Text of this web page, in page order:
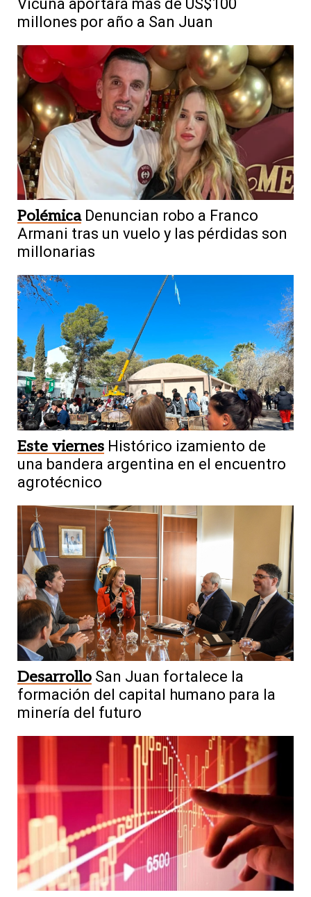
Vicuña aportará más de US$100
millones por año a San Juan
Polémica Denuncian robo a Franco
Armani tras un vuelo y las pérdidas son
millonarias
Este viernes Histórico izamiento de
una bandera argentina en el encuentro
agrotécnico
Desarrollo San Juan fortalece la
formación del capital humano para la
minería del futuro